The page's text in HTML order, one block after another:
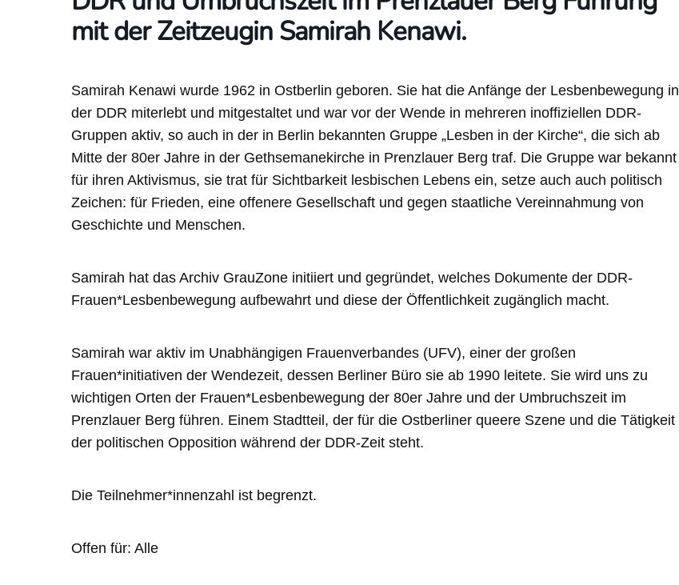
mit der Zeitzeugin Samirah Kenawi.
Samirah Kenawi wurde 1962 in Ostberlin geboren. Sie hat die Anfänge der Lesbenbewegung in
der DDR miterlebt und mitgestaltet und war vor der Wende in mehreren inoffiziellen DDR-
Gruppen aktiv, so auch in der in Berlin bekannten Gruppe „Lesben in der Kirche“, die sich ab
Mitte der 80er Jahre in der Gethsemanekirche in Prenzlauer Berg traf. Die Gruppe war bekannt
für ihren Aktivismus, sie trat für Sichtbarkeit lesbischen Lebens ein, setze auch auch politisch
Zeichen: für Frieden, eine offenere Gesellschaft und gegen staatliche Vereinnahmung von
Geschichte und Menschen.
Samirah hat das Archiv GrauZone initiiert und gegründet, welches Dokumente der DDR-
Frauen*Lesbenbewegung aufbewahrt und diese der Öffentlichkeit zugänglich macht.
Samirah war aktiv im Unabhängigen Frauenverbandes (UFV), einer der großen
Frauen*initiativen der Wendezeit, dessen Berliner Büro sie ab 1990 leitete. Sie wird uns zu
wichtigen Orten der Frauen*Lesbenbewegung der 80er Jahre und der Umbruchszeit im
Prenzlauer Berg führen. Einem Stadtteil, der für die Ostberliner queere Szene und die Tätigkeit
der politischen Opposition während der DDR-Zeit steht.
Die Teilnehmer*innenzahl ist begrenzt.
Offen für: Alle